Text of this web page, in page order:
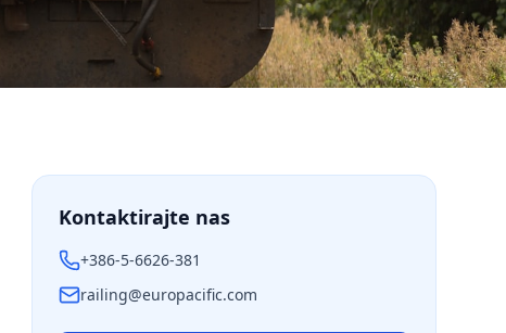
logistika
Kontaktirajte nas
+386-5-6626-381
railing@europacific.com